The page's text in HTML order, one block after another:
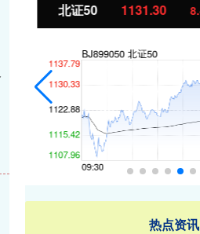
创业板指 3595.90
热点资讯